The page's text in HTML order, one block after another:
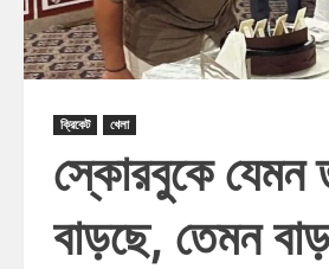
ক্রিকেট খেলা
স্কোরবুকে যেমন
বাড়ছে, তেমন